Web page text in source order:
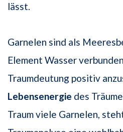
lässt.
Garnelen sind als
Element Wasser
Traumdeutung positiv
Lebensenergie des
Traum viele Garnelen,